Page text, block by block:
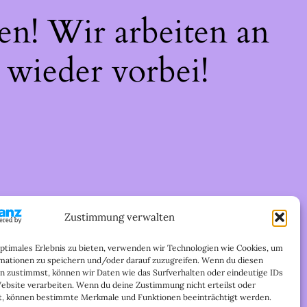
Zustimmung verwalten
Erlebnis zu bieten, verwenden wir Technologien wie Cookies, um
zu speichern und/oder darauf zuzugreifen. Wenn du diesen
zustimmst, können wir Daten wie das Surfverhalten oder eindeutige IDs
verarbeiten. Wenn du deine Zustimmung nicht erteilst oder
können bestimmte Merkmale und Funktionen beeinträchtigt werden.
Wir arbeiten an
vorbei!